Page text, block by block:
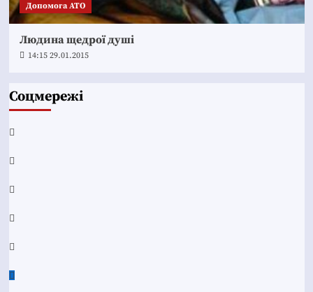
Допомога АТО
Людина щедрої душі
14:15 29.01.2015
Соцмережі
Facebook
YouTube
Telegram
Instagram
Twitter
Google